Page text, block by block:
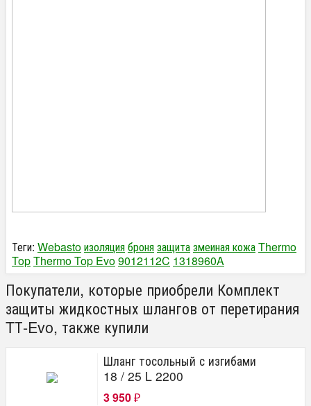
Теги: Webastoизоляциябронязащитазмеиная кожаThermo
TopThermo Top Evo9012112C 1318960A
Покупатели, которые приобрели Комплект
защиты жидкостных шлангов от перетирания
TТ-Evo, также купили
Шланг тосольный с изгибами
18 / 25 L 2200
3 950 ₽